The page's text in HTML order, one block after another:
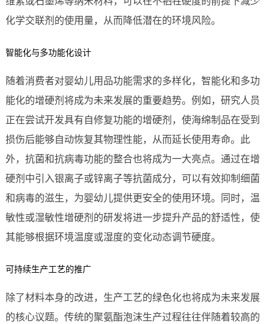
化学交联剂的使用量，从而降低潜在的环境风险。
智能化与多功能化设计
随着消费者对婴幼儿用品功能需求的多样化，智能化和多功
能化的增硬剂将成为未来发展的重要趋势。例如，研究人员
正在尝试开发具有自修复功能的增硬剂，使海绵制品在受到
损伤后能够自动恢复其物理性能，从而延长使用寿命。此
外，抗菌和抗病毒功能的整合也将成为一大亮点。通过在增
硬剂中引入银离子或锌离子等抗菌成分，可以有效抑制细菌
和病毒的滋生，为婴幼儿提供更安全的使用环境。同时，温
敏性或湿敏性增硬剂的研发将进一步提升产品的舒适性，使
其能够根据环境温度或湿度的变化动态调节硬度。
可持续生产工艺的推广
除了材料本身的改进，生产工艺的绿色化也将成为未来发展
的核心议题。传统的聚氨酯泡沫生产过程往往伴随着较高的